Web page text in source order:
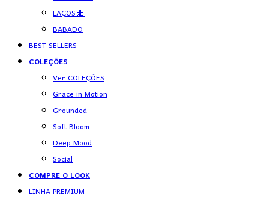
LAÇOS🎀
BABADO
BEST SELLERS
COLEÇÕES
Ver COLEÇÕES
Grace in Motion
Grounded
Soft Bloom
Deep Mood
Social
COMPRE O LOOK
LINHA PREMIUM